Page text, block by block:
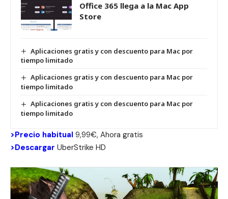
Office 365 llega a la Mac App
Store
Aplicaciones gratis y con descuento para Mac por
tiempo limitado
Aplicaciones gratis y con descuento para Mac por
tiempo limitado
Aplicaciones gratis y con descuento para Mac por
tiempo limitado
>Precio habitual 9,99€, Ahora gratis
>Descargar UberStrike HD